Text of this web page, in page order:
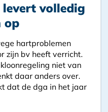
volledig
op
hartproblemen
zijn bv heeft verricht.
niet van
daar anders over.
dat de dga in het jaar